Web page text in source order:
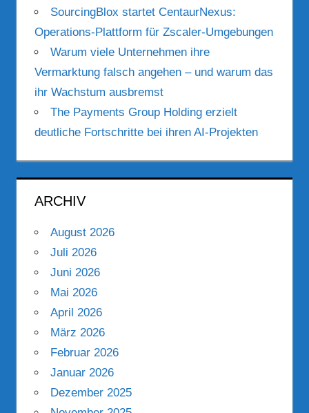
SourcingBlox startet CentaurNexus:
Operations-Plattform für Zscaler-Umgebungen
Warum viele Unternehmen ihre
Vermarktung falsch angehen – und warum das
ihr Wachstum ausbremst
The Payments Group Holding erzielt
deutliche Fortschritte bei ihren AI-Projekten
ARCHIV
August 2026
Juli 2026
Juni 2026
Mai 2026
April 2026
März 2026
Februar 2026
Januar 2026
Dezember 2025